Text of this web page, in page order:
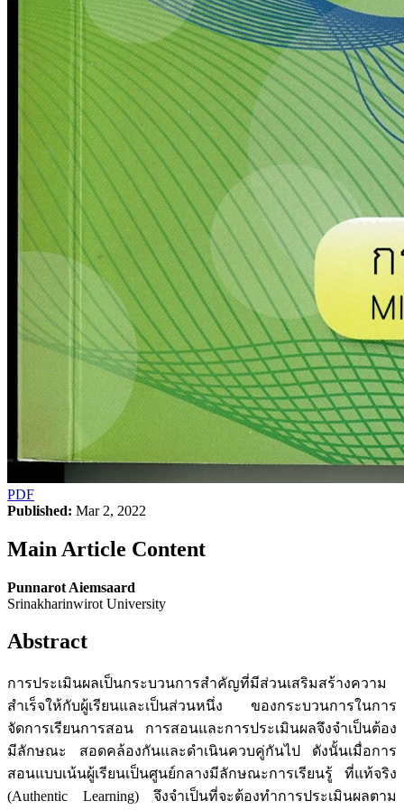
PDF
Published: Mar 2, 2022
Main Article Content
Punnarot Aiemsaard
Srinakharinwirot University
Abstract
การประเมินผลเป็นกระบวนการสําคัญที่มีส่วนเสริมสร้างความ
สําเร็จให้กับผู้เรียนและเป็นส่วนหนึ่ง ของกระบวนการในการ
จัดการเรียนการสอน การสอนและการประเมินผลจึงจําเป็นต้อง
มีลักษณะ สอดคล้องกันและดําเนินควบคู่กันไป ดังนั้นเมื่อการ
สอนแบบเน้นผู้เรียนเป็นศูนย์กลางมีลักษณะการเรียนรู้ ที่แท้จริง
(Authentic Learning) จึงจําเป็นที่จะต้องทําการประเมินผลตาม